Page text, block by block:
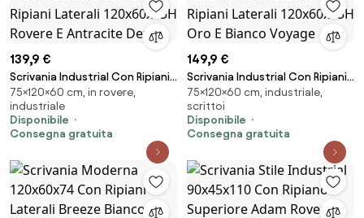
139,9 €
Scrivania Industrial Con Ripiani
Laterali 120x60x75H Rovere E
Antracite Dexter
75×120×60 cm, in rovere,
industriale
Disponibile
Consegna gratuita
149,9 €
Scrivania Industrial Con Ripiani
Laterali 120x60x75H Oro E
Bianco Voyage
75×120×60 cm, industriale,
scrittoi
Disponibile
Consegna gratuita